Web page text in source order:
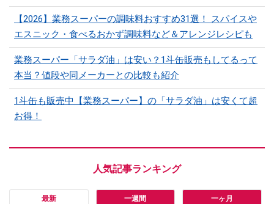
【2026】業務スーパーの調味料おすすめ31選！ スパイスや
エスニック・食べるおかず調味料など＆アレンジレシピも
業務スーパー「サラダ油」は安い？1斗缶販売もしてるって
本当？値段や同メーカーとの比較も紹介
1斗缶も販売中【業務スーパー】の「サラダ油」は安くて超
お得！
最新 一週間 一ヶ月